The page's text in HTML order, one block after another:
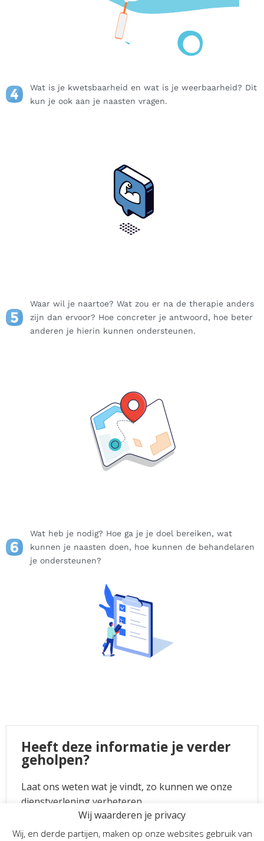
Wat is je kwetsbaarheid en wat is je weerbaarheid? Dit
kun je ook aan je naasten vragen.
Waar wil je naartoe? Wat zou er na de therapie anders
zijn dan ervoor? Hoe concreter je antwoord, hoe beter
anderen je hierin kunnen ondersteunen.
Wat heb je nodig? Hoe ga je je doel bereiken, wat
kunnen je naasten doen, hoe kunnen de behandelaren
je ondersteunen?
Heeft deze informatie je verder
geholpen?
Laat ons weten wat je vindt, zo kunnen we onze
dienstverlening verbeteren.
Ja
Wij waarderen je privacy
Wij, en derde partijen, maken op onze websites gebruik van